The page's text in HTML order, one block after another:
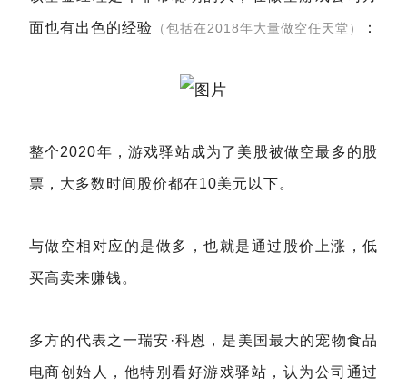
面也有出色的经验 （包括在2018年大量做空任天堂） ：
整个2020年，游戏驿站成为了美股被做空最多的股
票，大多数时间股价都在10美元以下。
与做空相对应的是做多，也就是通过股价上涨，低
买高卖来赚钱。
多方的代表之一瑞安·科恩，是美国最大的宠物食品
电商创始人，他特别看好游戏驿站，认为公司通过